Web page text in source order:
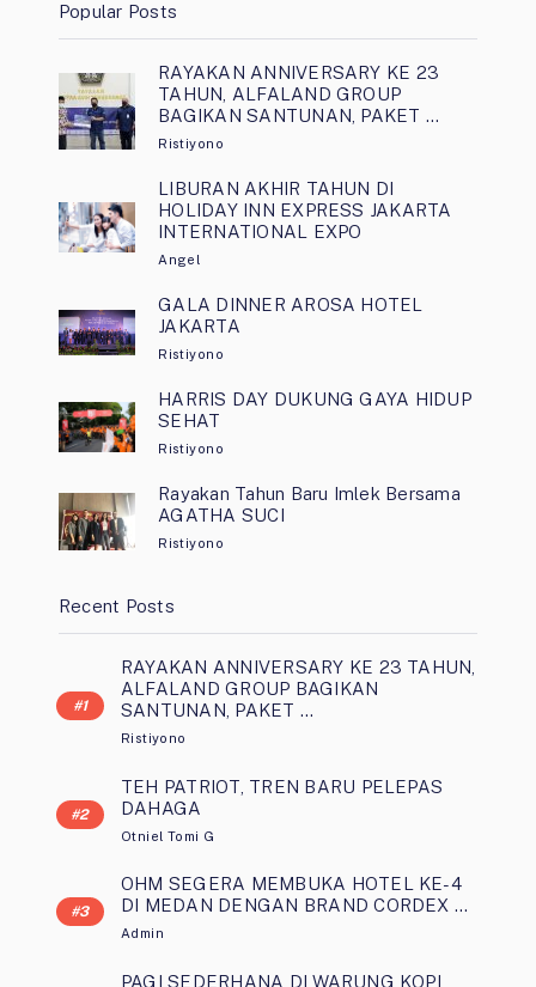
Popular Posts
RAYAKAN ANNIVERSARY KE 23
TAHUN, ALFALAND GROUP
BAGIKAN SANTUNAN, PAKET …
Ristiyono
LIBURAN AKHIR TAHUN DI
HOLIDAY INN EXPRESS JAKARTA
INTERNATIONAL EXPO
Angel
GALA DINNER AROSA HOTEL
JAKARTA
Ristiyono
HARRIS DAY DUKUNG GAYA HIDUP
SEHAT
Ristiyono
Rayakan Tahun Baru Imlek Bersama
AGATHA SUCI
Ristiyono
Recent Posts
RAYAKAN ANNIVERSARY KE 23 TAHUN,
ALFALAND GROUP BAGIKAN
SANTUNAN, PAKET …
Ristiyono
TEH PATRIOT, TREN BARU PELEPAS
DAHAGA
Otniel Tomi G
OHM SEGERA MEMBUKA HOTEL KE-4
DI MEDAN DENGAN BRAND CORDEX …
Admin
PAGI SEDERHANA DI WARUNG KOPI